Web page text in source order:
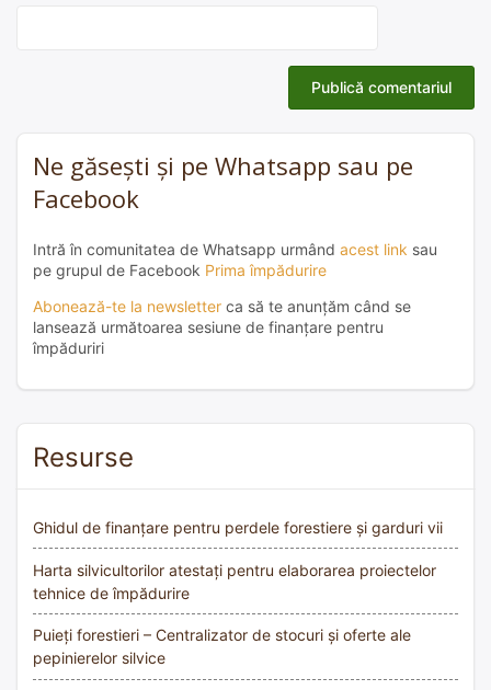
Ne găsești și pe Whatsapp sau pe
Facebook
Intră în comunitatea de Whatsapp urmând acest link sau
pe grupul de Facebook Prima împădurire
Abonează-te la newsletter ca să te anunțăm când se
lansează următoarea sesiune de finanțare pentru
împăduriri
Resurse
Ghidul de finanțare pentru perdele forestiere și garduri vii
Harta silvicultorilor atestați pentru elaborarea proiectelor
tehnice de împădurire
Puieți forestieri – Centralizator de stocuri și oferte ale
pepinierelor silvice